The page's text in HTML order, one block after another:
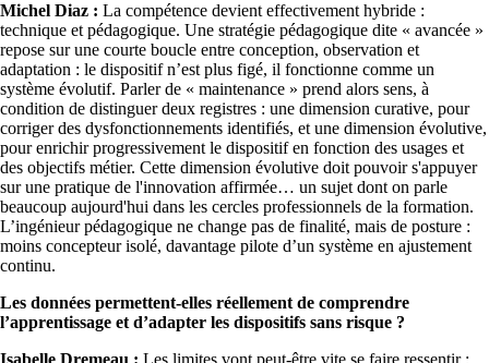
Michel Diaz : La compétence devient effectivement hybride :
technique et pédagogique. Une stratégie pédagogique dite « avancée »
repose sur une courte boucle entre conception, observation et
adaptation : le dispositif n’est plus figé, il fonctionne comme un
système évolutif. Parler de « maintenance » prend alors sens, à
condition de distinguer deux registres : une dimension curative, pour
corriger des dysfonctionnements identifiés, et une dimension évolutive,
pour enrichir progressivement le dispositif en fonction des usages et
des objectifs métier. Cette dimension évolutive doit pouvoir s'appuyer
sur une pratique de l'innovation affirmée… un sujet dont on parle
beaucoup aujourd'hui dans les cercles professionnels de la formation.
L’ingénieur pédagogique ne change pas de finalité, mais de posture :
moins concepteur isolé, davantage pilote d’un système en ajustement
continu.
Les données permettent-elles réellement de comprendre
l’apprentissage et d’adapter les dispositifs sans risque ?
Isabelle Dremeau : Les limites vont peut-être vite se faire ressentir :